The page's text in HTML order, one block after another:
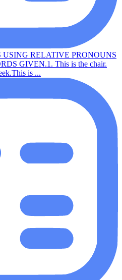
USING RELATIVE PRONOUNS
GIVEN.1. This is the chair.
is ...